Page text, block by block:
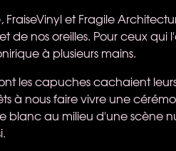
et Fragile
de nos oreilles. Pour ceux qui
à plusieurs mains.
les capuches cachaient
à nous faire vivre une
blanc au milieu d'une scène